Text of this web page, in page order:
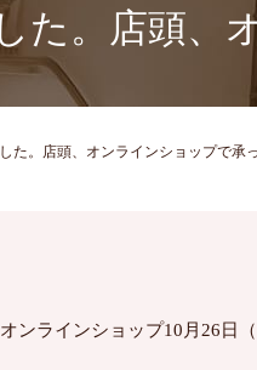
た。店頭、
た。店頭、オンラインショップで承
ンラインショップ10月 26 日